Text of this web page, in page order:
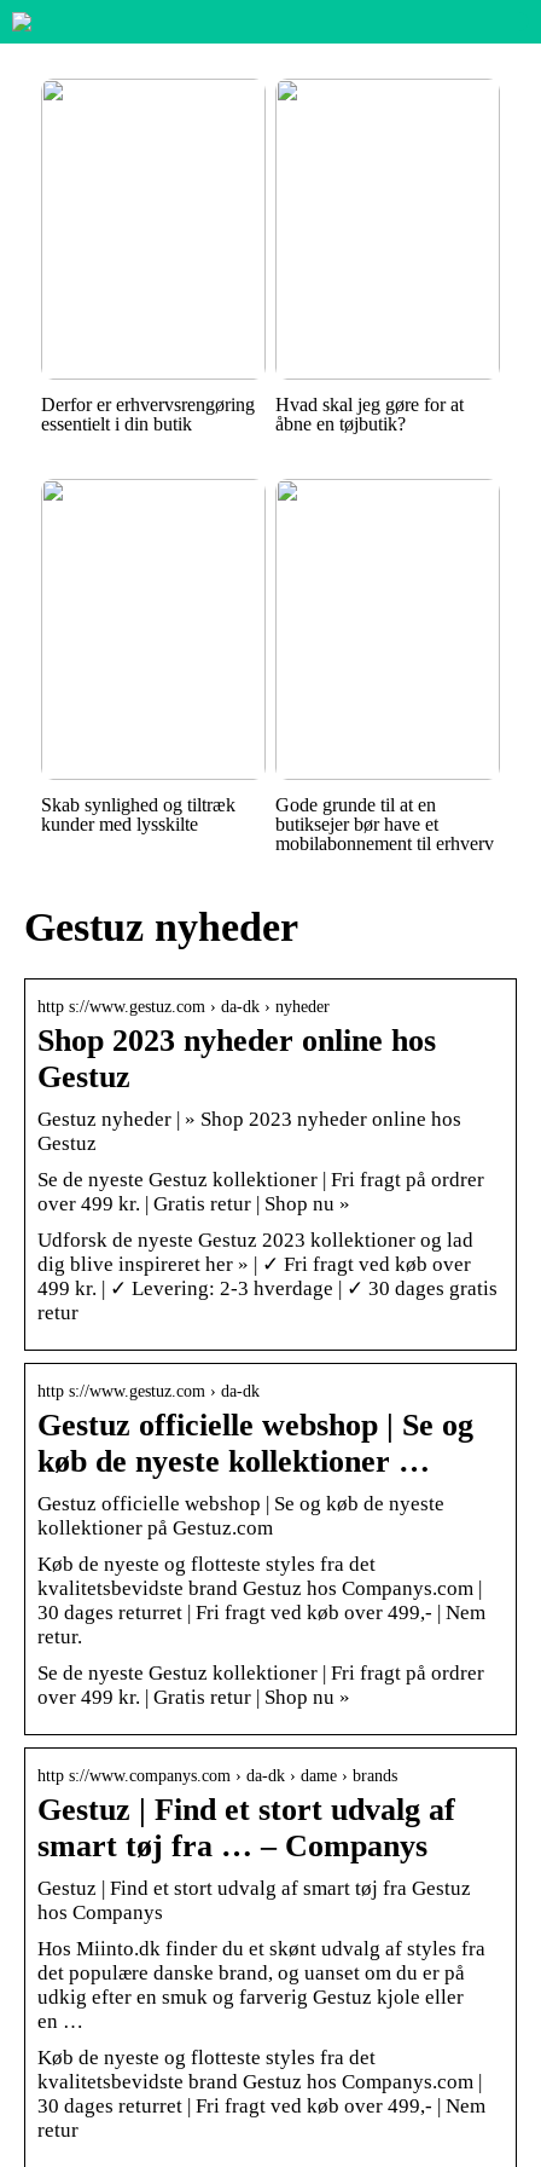
Derfor er erhvervsrengøring
essentielt i din butik
Hvad skal jeg gøre for at
åbne en tøjbutik?
Skab synlighed og tiltræk
kunder med lysskilte
Gode grunde til at en
butiksejer bør have et
mobilabonnement til erhverv
Gestuz nyheder
http s://www.gestuz.com › da-dk › nyheder
Shop 2023 nyheder online hos
Gestuz
Gestuz nyheder | » Shop 2023 nyheder online hos
Gestuz
Se de nyeste Gestuz kollektioner | Fri fragt på ordrer
over 499 kr. | Gratis retur | Shop nu »
Udforsk de nyeste Gestuz 2023 kollektioner og lad
dig blive inspireret her » | ✓ Fri fragt ved køb over
499 kr. | ✓ Levering: 2-3 hverdage | ✓ 30 dages gratis
retur
http s://www.gestuz.com › da-dk
Gestuz officielle webshop | Se og
køb de nyeste kollektioner …
Gestuz officielle webshop | Se og køb de nyeste
kollektioner på Gestuz.com
Køb de nyeste og flotteste styles fra det
kvalitetsbevidste brand Gestuz hos Companys.com |
30 dages returret | Fri fragt ved køb over 499,- | Nem
retur.
Se de nyeste Gestuz kollektioner | Fri fragt på ordrer
over 499 kr. | Gratis retur | Shop nu »
http s://www.companys.com › da-dk › dame › brands
Gestuz | Find et stort udvalg af
smart tøj fra … – Companys
Gestuz | Find et stort udvalg af smart tøj fra Gestuz
hos Companys
Hos Miinto.dk finder du et skønt udvalg af styles fra
det populære danske brand, og uanset om du er på
udkig efter en smuk og farverig Gestuz kjole eller
en …
Køb de nyeste og flotteste styles fra det
kvalitetsbevidste brand Gestuz hos Companys.com |
30 dages returret | Fri fragt ved køb over 499,- | Nem
retur